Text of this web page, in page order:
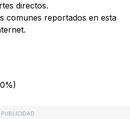
directos.
comunes reportados en esta
PUBLICIDAD